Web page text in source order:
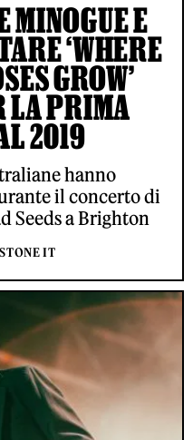
MINOGUE E
‘WHERE
GROW’
LA PRIMA
2019
hanno
il concerto di
Seeds a Brighton
IT